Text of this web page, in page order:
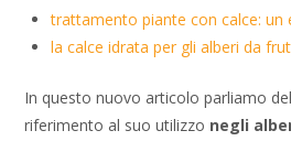
trattamento piante con calce: un
la calce idrata per gli alberi da
In questo nuovo articolo parliamo
riferimento al suo utilizzo negli